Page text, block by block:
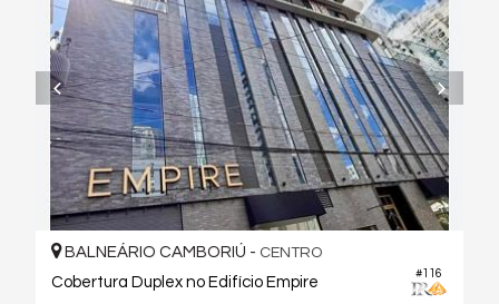
#116
BALNEÁRIO CAMBORIÚ - CENTRO
Cobertura Duplex no Edifício Empire